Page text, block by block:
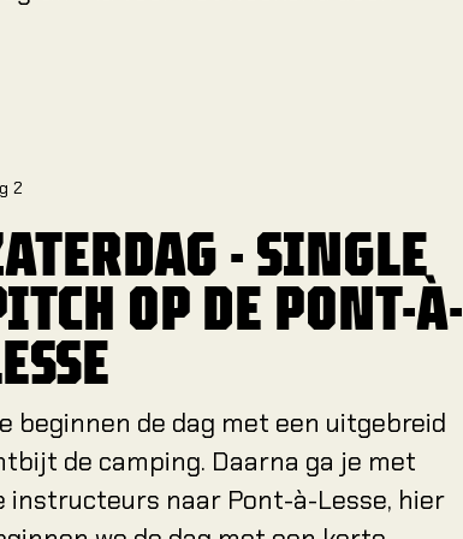
2
- SINGLE
OP DE PONT-À-
beginnen de dag met een uitgebreid
de camping. Daarna ga je met
instructeurs naar Pont-à-Lesse, hier